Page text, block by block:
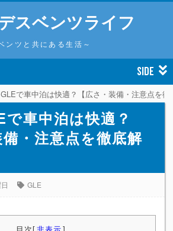
スベンツライフ
ンツと共にある生活～
SIDE
で車中泊は快適？【広さ・装備・注意点を徹
車中泊は快適？
備・注意点を徹底解
GLE